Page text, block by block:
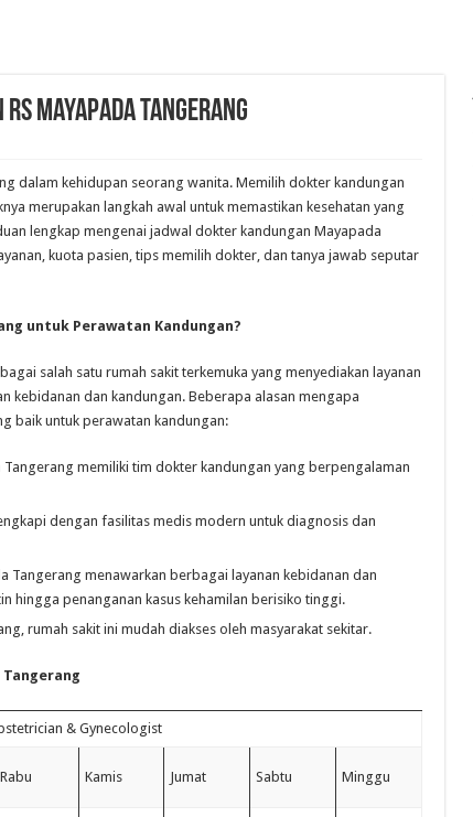
Mayapada Tangerang
dalam kehidupan seorang wanita. Memilih dokter kandungan
merupakan langkah awal untuk memastikan kesehatan yang
lengkap mengenai jadwal dokter kandungan Mayapada
kuota pasien, tips memilih dokter, dan tanya jawab seputar
untuk Perawatan Kandungan?
salah satu rumah sakit terkemuka yang menyediakan layanan
kebidanan dan kandungan. Beberapa alasan mengapa
baik untuk perawatan kandungan:
Tangerang memiliki tim dokter kandungan yang berpengalaman
dengan fasilitas medis modern untuk diagnosis dan
Tangerang menawarkan berbagai layanan kebidanan dan
hingga penanganan kasus kehamilan berisiko tinggi.
rumah sakit ini mudah diakses oleh masyarakat sekitar.
& Gynecologist
Rabu Kamis Jumat Sabtu Minggu